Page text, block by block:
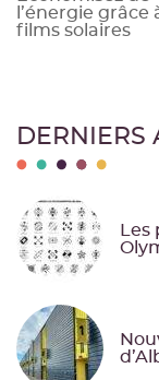
de
l’énergie grâce
films solaires
DERNIERS
Les